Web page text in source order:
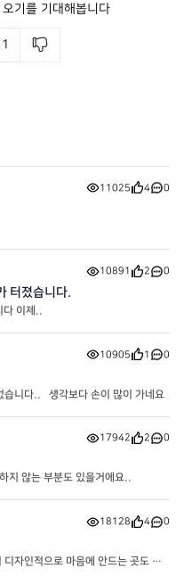
기를 기대해봅니다
1
11025 4 0
10891 2 0
터졌습니다.
다 이제..
10905 1 0
니다.. 생각보다 손이 많이 가네요
17942 2 0
지 않는 부분도 있을거에요..
18128 4 0
자인적으로 마음에 안드는 곳도 많